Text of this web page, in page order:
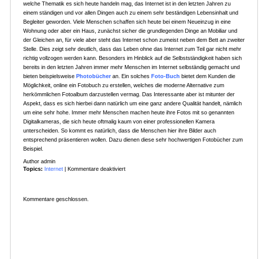
welche Thematik es sich heute handeln mag, das Internet ist in den letzten Jahren zu
einem ständigen und vor allen Dingen auch zu einem sehr beständigen Lebensinhalt und
Begleiter geworden. Viele Menschen schaffen sich heute bei einem Neueinzug in eine
Wohnung oder aber ein Haus, zunächst sicher die grundlegenden Dinge an Mobiliar und
der Gleichen an, für viele aber steht das Internet schon zumeist neben dem Bett an zweiter
Stelle. Dies zeigt sehr deutlich, dass das Leben ohne das Internet zum Teil gar nicht mehr
richtig vollzogen werden kann. Besonders im Hinblick auf die Selbstständigkeit haben sich
bereits in den letzten Jahren immer mehr Menschen im Internet selbständig gemacht und
bieten beispielsweise Photobücher an. Ein solches Foto-Buch bietet dem Kunden die
Möglichkeit, online ein Fotobuch zu erstellen, welches die moderne Alternative zum
herkömmlichen Fotoalbum darzustellen vermag. Das Interessante aber ist mitunter der
Aspekt, dass es sich hierbei dann natürlich um eine ganz andere Qualität handelt, nämlich
um eine sehr hohe. Immer mehr Menschen machen heute ihre Fotos mit so genannten
Digitalkameras, die sich heute oftmalig kaum von einer professionellen Kamera
unterscheiden. So kommt es natürlich, dass die Menschen hier ihre Bilder auch
entsprechend präsentieren wollen. Dazu dienen diese sehr hochwertigen Fotobücher zum
Beispiel.
Author admin
Topics: Internet | Kommentare deaktiviertfür
Kommentare geschlossen.